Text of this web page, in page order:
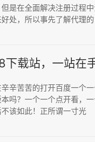
是在全面解决注册过程
处，所以事先了解代理的
下载站，一站在
辛苦苦的打开百度一个
吗？一个一个点开看，
不该如此！正所谓一寸光